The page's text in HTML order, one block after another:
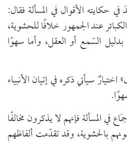
حكايته الأقوال في المسألة فقال:
عند الجمهور خلافًا للحشوية،
بدليل السّمع أو العقل، وأما سهوًا
سيأتي ذكره في إتيان الأنبياء
في المسألة فإنهم لا يذكرون مخالفًا
بالحشوية، وقد تقدّمت ألفاظهم